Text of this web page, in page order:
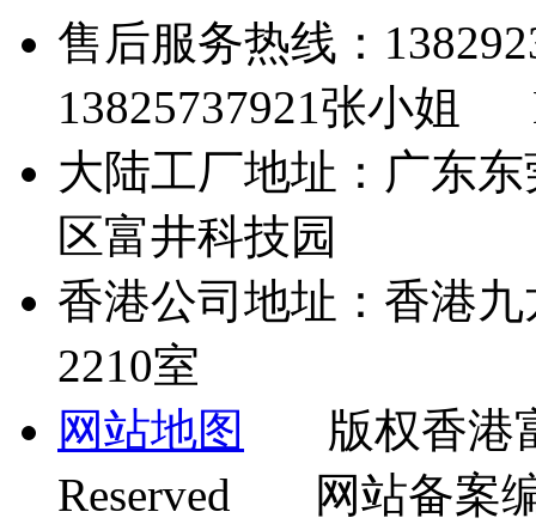
售后服务热线：
13825737921张小姐
大陆工厂地址：广东
区富井科技园
香港公司地址：香港
2210室
网站地图
版权香港富
Reserved 网站备案